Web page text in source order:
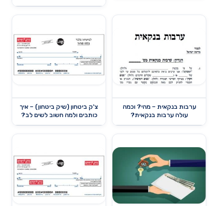
ערבות בנקאית – מהי? וכמה
עולה ערבות בנקאית?
צ'ק ביטחון (שיק ביטחון) – איך
כותבים ולמה חשוב לשים לב?